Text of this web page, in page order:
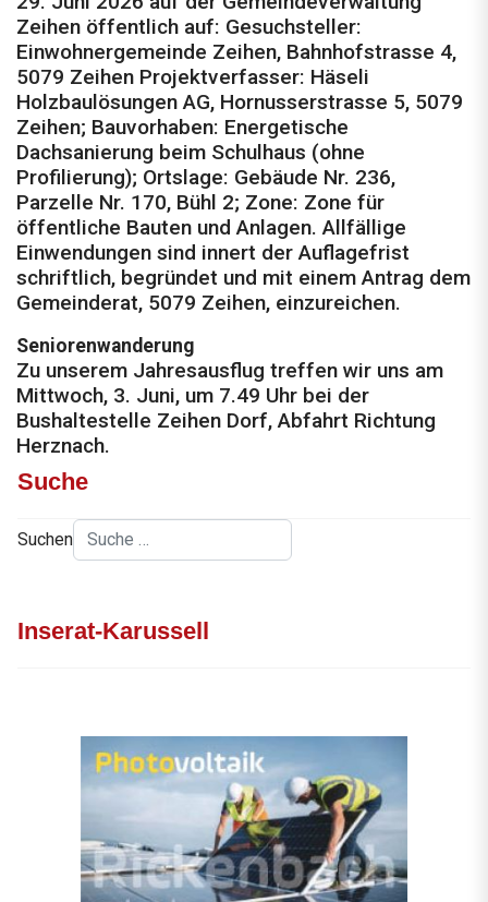
Zeihen öffentlich auf: Gesuchsteller:
Einwohnergemeinde Zeihen, Bahnhofstras­se 4,
5079 Zeihen Projektverfasser: Häseli
Holzbaulösungen AG, Hornusserstrasse 5, 5079
Zeihen; Bauvorhaben: Energetische
Dachsanierung beim Schulhaus (ohne
Profilierung); Ortslage: Gebäude Nr. 236,
Parzelle Nr. 170, Bühl 2; Zone: Zone für
öffentliche Bauten und Anlagen. Allfällige
Einwendungen sind innert der Auflagefrist
schriftlich, begründet und mit einem Antrag dem
Gemeinderat, 5079 Zeihen, einzureichen.
Seniorenwanderung
Zu unserem Jahresausflug treffen wir uns am
Mittwoch, 3. Juni, um 7.49 Uhr bei der
Bushaltestelle Zeihen Dorf, Abfahrt Richtung
Herznach.
Suche
Suchen
Inserat-Karussell